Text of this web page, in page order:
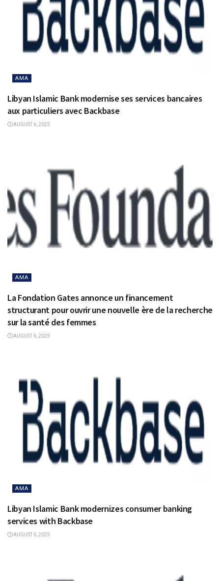
AMA
Libyan Islamic Bank modernise ses services bancaires
aux particuliers avec Backbase
AUGUST 6, 2025
AMA
La Fondation Gates annonce un financement
structurant pour ouvrir une nouvelle ère de la recherche
sur la santé des femmes
AUGUST 6, 2025
AMA
Libyan Islamic Bank modernizes consumer banking
services with Backbase
AUGUST 6, 2025